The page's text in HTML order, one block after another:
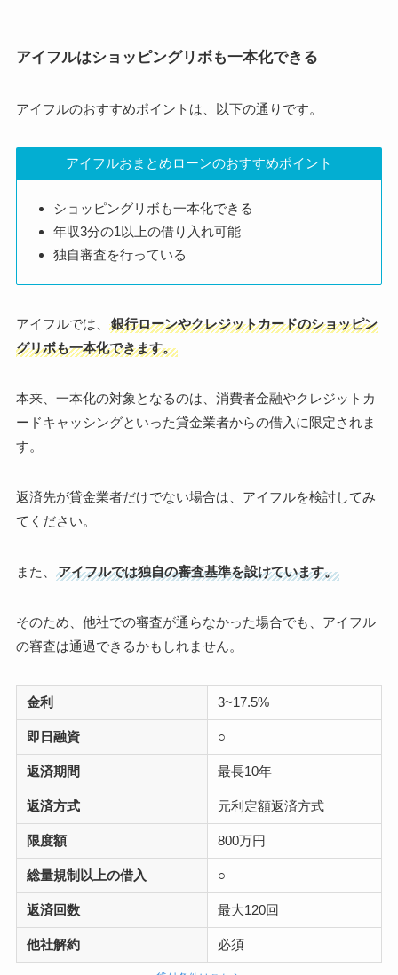
アイフルはショッピングリボも一本化できる
アイフルのおすすめポイントは、以下の通りです。
アイフルおまとめローンのおすすめポイント
ショッピングリボも一本化できる
年収3分の1以上の借り入れ可能
独自審査を行っている
アイフルでは、
銀行ローンやクレジットカードのショッピン
グリボも一本化できます。
本来、一本化の対象となるのは、消費者金融やクレジットカ
ードキャッシングといった貸金業者からの借入に限定されま
す。
返済先が貸金業者だけでない場合は、アイフルを検討してみ
てください。
また、 アイフルでは独自の審査基準を設けています。
そのため、他社での審査が通らなかった場合でも、アイフル
の審査は通過できるかもしれません。
金利 3~17.5%
即日融資 ○
返済期間 最長10年
返済方式 元利定額返済方式
限度額 800万円
総量規制以上の借入 ○
返済回数 最大120回
他社解約 必須